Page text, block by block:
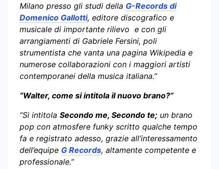
Milano presso gli studi della G-Records di
Domenico Gallotti, editore discografico e
musicale di importante rilievo e con gli
arrangiamenti di Gabriele Fersini, poli
strumentista che vanta una pagina Wikipedia e
numerose collaborazioni con i maggiori artisti
contemporanei della musica italiana.”
“Walter, come si intitola il nuovo brano?”
“Si intitola Secondo me, Secondo te; un brano
pop con atmosfere funky scritto qualche tempo
fa e registrato adesso, grazie all’interessamento
dell’equipe G Records, altamente competente e
professionale.”